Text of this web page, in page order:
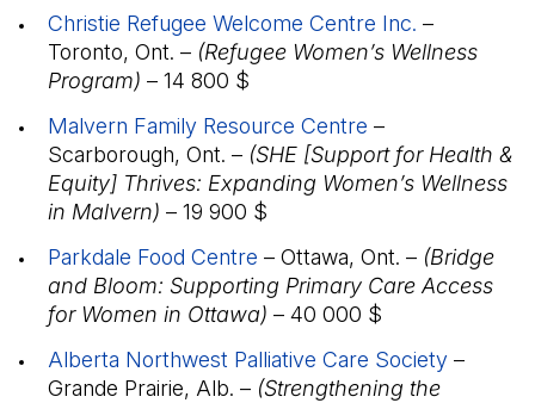
Christie Refugee Welcome Centre Inc. (Il s'ouvre
–
Toronto, Ont. – (Refugee Women’s Wellness
Program) – 14 800 $
Malvern Family Resource Centre (Il s'ouvre dans
–
Scarborough, Ont. – (SHE [Support for Health &
Equity] Thrives: Expanding Women’s Wellness
in Malvern) – 19 900 $
Parkdale Food Centre (Il s'ouvre dans un nouvel
– Ottawa, Ont. – (Bridge
and Bloom: Supporting Primary Care Access
for Women in Ottawa) – 40 000 $
Alberta Northwest Palliative Care Society (Il
–
Grande Prairie, Alb. – (Strengthening the